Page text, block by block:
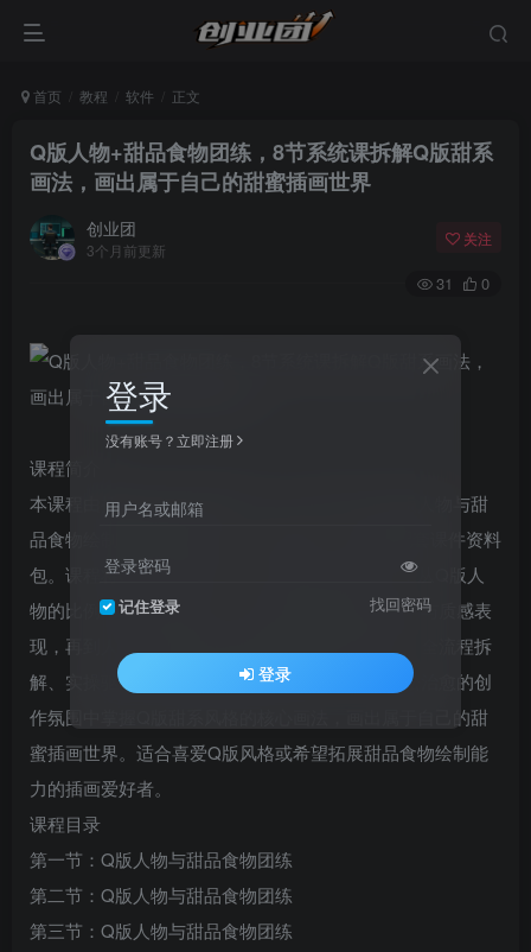
首页 教程 软件 正文
Q版人物+甜品食物团练，8节系统课拆解Q版甜系
画法，画出属于自己的甜蜜插画世界
创业团
3个月前更新
关注
31 0
课程简介
本课程由插画师空条杏梨主理，是一套专注于Q版人物与甜
品食物绘制的系统团练课，共8节课程，并附赠配套课件资料
包。课程将Q版人物与甜品、食物元素巧妙结合，从Q版人
物的比例结构与造型设计，到甜品食物的形态归纳与质感表
现，再到人物与食物的画面搭配与整体色调把控，全流程拆
解、实操驱动。跟随空条杏梨的绘画思路，在轻松治愈的创
作氛围中掌握Q版甜系风格的核心画法，画出属于自己的甜
蜜插画世界。适合喜爱Q版风格或希望拓展甜品食物绘制能
力的插画爱好者。
课程目录
第一节：Q版人物与甜品食物团练
第二节：Q版人物与甜品食物团练
第三节：Q版人物与甜品食物团练
登录
没有账号？立即注册
用户名或邮箱
登录密码
记住登录 找回密码
登录